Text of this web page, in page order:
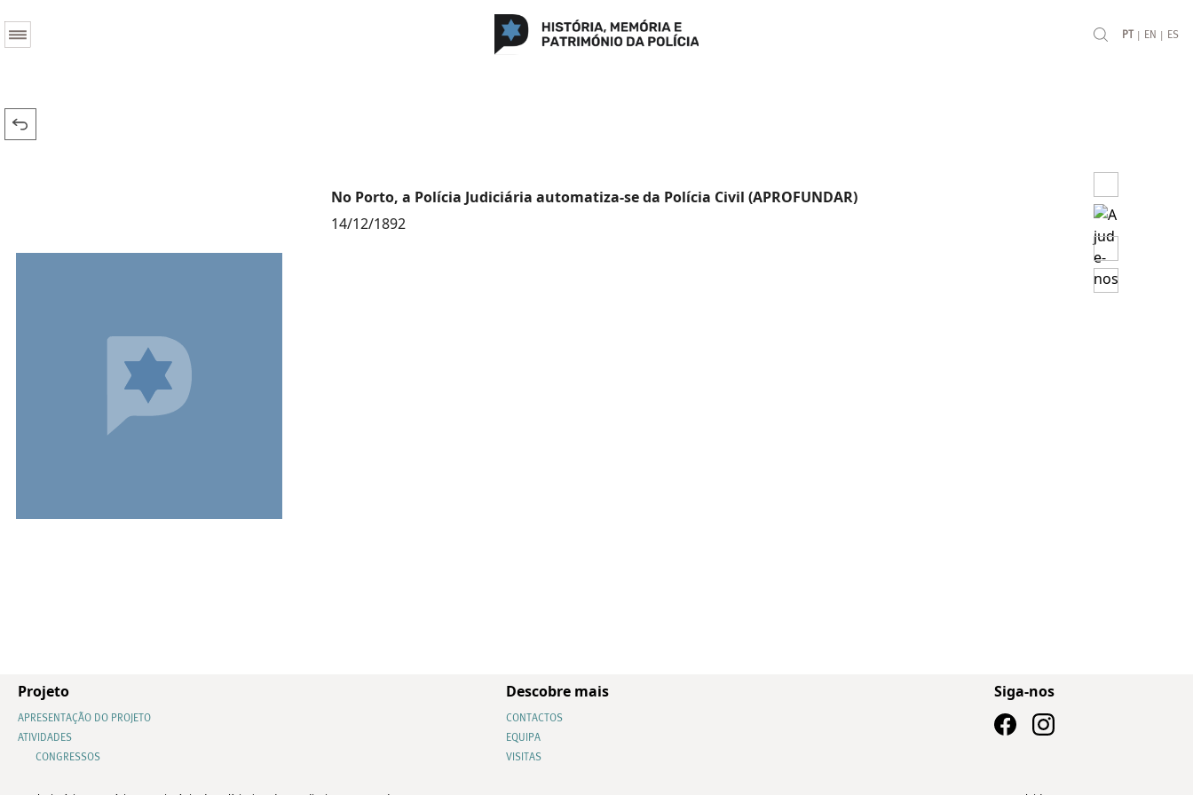
PT | EN | ES
No Porto, a Polícia Judiciária automatiza-se da Polícia Civil (APROFUNDAR)
14/12/1892
Projeto
APRESENTAÇÃO DO PROJETO
ATIVIDADES
CONGRESSOS
Descobre mais
CONTACTOS
EQUIPA
VISITAS
Siga-nos